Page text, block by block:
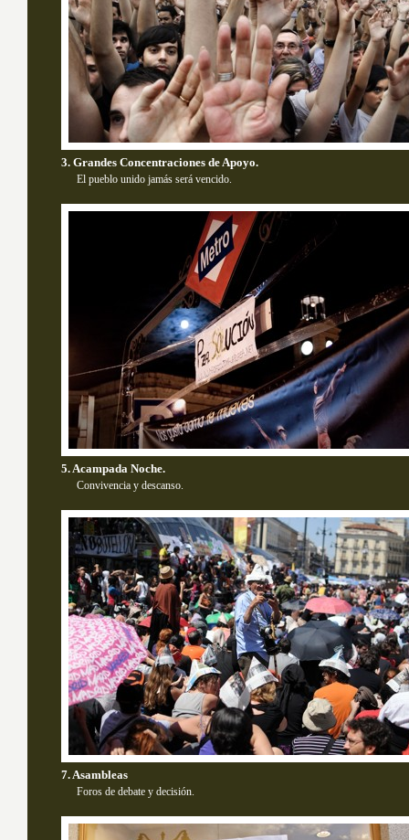
3. Grandes Concentraciones de Apoyo.
El pueblo unido jamás será vencido.
5. Acampada Noche.
Convivencia y descanso.
7. Asambleas
Foros de debate y decisión.